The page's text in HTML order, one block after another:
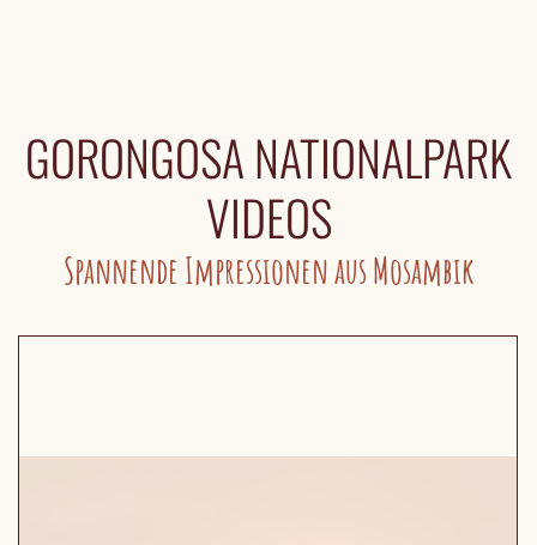
GORONGOSA NATIONALPARK
VIDEOS
Spannende Impressionen aus Mosambik